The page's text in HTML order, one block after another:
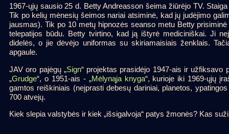
1967-ųjų sausio 25 d. Betty Andreasson šeima žiūrėjo TV.
Tik po kelių mėnesių šeimos nariai atsiminė, kad jų judėjimo
jausmas). Tik po 10 metų hipnozės seanso metu Betty
telepatijos būdu. Betty tvirtino, kad ją ištyrė mediciniškai. Ji
didelės, o jie dėvėjo uniformas su skiriamaisiais ženklais.
apgaule.
JAV oro pajėgų „Sign“ projektas prasidėjo 1947-ais ir užfiksavo
„Grudge“, o 1951-ais - „Mėlynąja knyga“, kurioje iki 1969-ųjų
gamtos reiškiniais (neįprasti debesų dariniai, planetos,
700 atvejų.
Kiek slepia valstybės ir kiek „išsigalvoja“ patys žmonės? Kas